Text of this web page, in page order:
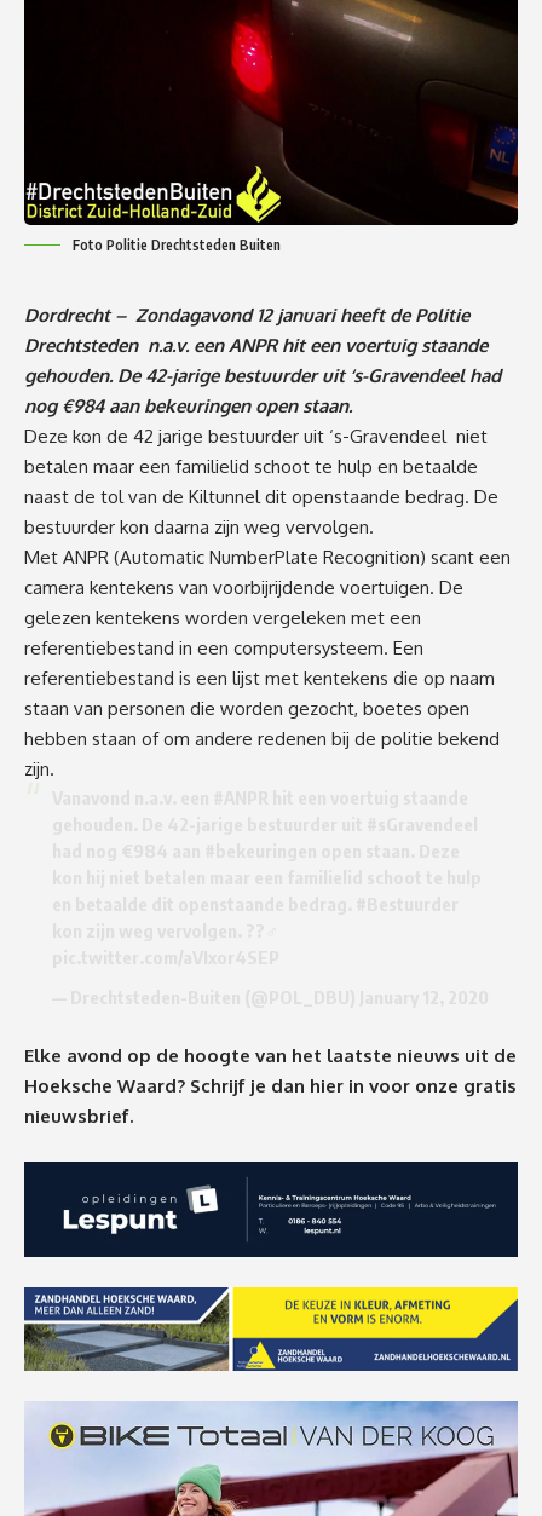
Foto Politie Drechtsteden Buiten
Dordrecht – Zondagavond 12 januari heeft de Politie
Drechtsteden n.a.v. een ANPR hit een voertuig staande
gehouden. De 42-jarige bestuurder uit ‘s-Gravendeel had
nog €984 aan bekeuringen open staan.
Deze kon de 42 jarige bestuurder uit ‘s-Gravendeel niet
betalen maar een familielid schoot te hulp en betaalde
naast de tol van de Kiltunnel dit openstaande bedrag. De
bestuurder kon daarna zijn weg vervolgen.
Met ANPR (Automatic NumberPlate Recognition) scant een
camera kentekens van voorbijrijdende voertuigen. De
gelezen kentekens worden vergeleken met een
referentiebestand in een computersysteem. Een
referentiebestand is een lijst met kentekens die op naam
staan van personen die worden gezocht, boetes open
hebben staan of om andere redenen bij de politie bekend
zijn.
Elke avond op de hoogte van het laatste nieuws uit de
Hoeksche Waard? Schrijf je dan hier in voor onze gratis
nieuwsbrief.